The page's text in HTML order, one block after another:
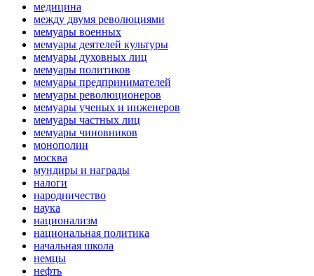
медицина
между двумя революциями
мемуары военных
мемуары деятелей культуры
мемуары духовных лиц
мемуары политиков
мемуары предпринимателей
мемуары революционеров
мемуары ученых и инженеров
мемуары частных лиц
мемуары чиновников
монополии
москва
мундиры и награды
налоги
народничество
наука
национализм
национальная политика
начальная школа
немцы
нефть